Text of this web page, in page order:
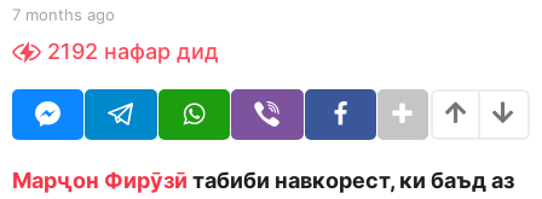
g
o
b
S
h
d
o
7 months ago
o
t
h
a
2192 нафар дид
Марҷон Фирӯзӣ табиби навкорест, ки баъд аз